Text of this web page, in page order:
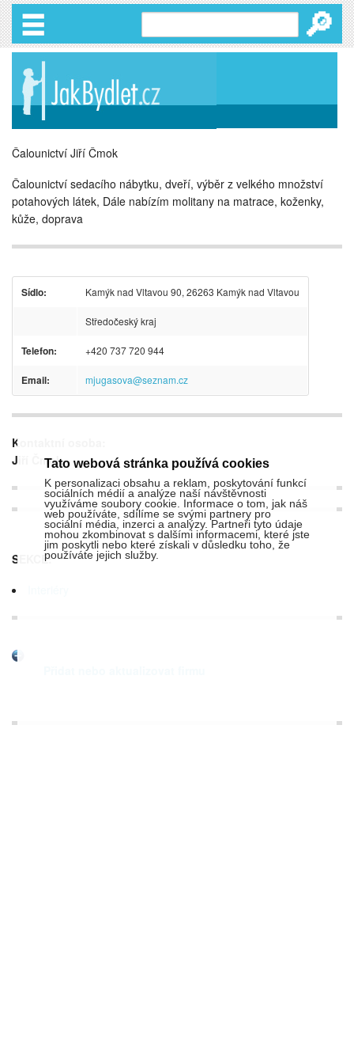
🔎
Čalounictví Jiří Čmok
Čalounictví sedacího nábytku, dveří, výběr z velkého množství
potahových látek, Dále nabízím molitany na matrace, koženky,
kůže, doprava
Sídlo: Kamýk nad Vltavou 90, 26263 Kamýk nad Vltavou
Středočeský kraj
Telefon: +420 737 720 944
Email: mjugasova@seznam.cz
Kontaktní osoba:
Jiří Čmok
SEKCE:
Tato webová stránka používá cookies
K personalizaci obsahu a reklam, poskytování funkcí
sociálních médií a analýze naší návštěvnosti
využíváme soubory cookie. Informace o tom, jak náš
web používáte, sdílíme se svými partnery pro
sociální média, inzerci a analýzy. Partneři tyto údaje
mohou zkombinovat s dalšími informacemi, které jste
jim poskytli nebo které získali v důsledku toho, že
používáte jejich služby.